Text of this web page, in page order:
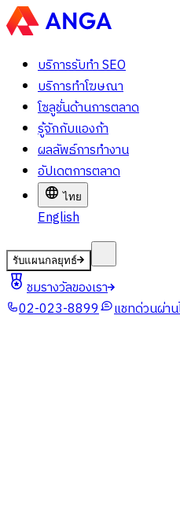
บริการรับทำ SEO
บริการทำโฆษณา
โซลูชั่นด้านการตลาด
รู้จักกับแองก้า
ผลลัพธ์การทำงาน
อัปเดตการตลาด
ไทย
English
รับแผนกลยุทธ์
ชมรางวัลของเรา
02-023-8899
แชทด่วนผ่า